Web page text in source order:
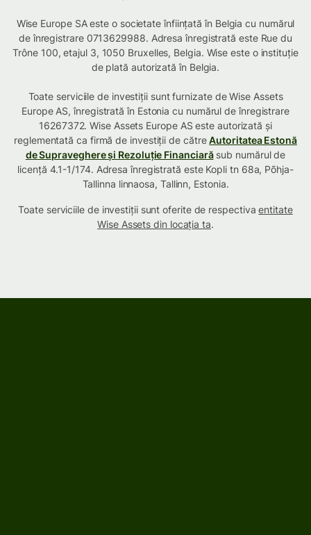
Wise Europe SA este o societate înființată în Belgia cu numărul
de înregistrare 0713629988. Adresa înregistrată este Rue du
Trône 100, etajul 3, 1050 Bruxelles, Belgia. Wise este o instituție
de plată autorizată în Belgia.
Toate serviciile de investiții sunt furnizate de Wise Assets
Europe AS, înregistrată în Estonia cu numărul de înregistrare
16267372. Wise Assets Europe AS este autorizată și
reglementată ca firmă de investiții de cătreAutoritatea Estonă
de Supraveghere și Rezoluție Financiarăsub numărul de
licență 4.1-1/174. Adresa înregistrată este Kopli tn 68a, Põhja-
Tallinna linnaosa, Tallinn, Estonia.
Toate serviciile de investiții sunt oferite de respectivaentitate
Wise Assets din locația ta.